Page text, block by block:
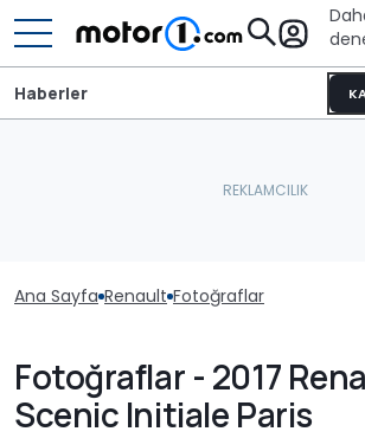
Haberler
Ana Sayfa Renault Fotoğraflar
Fotoğraflar - 2017
Scenic Initiale Paris